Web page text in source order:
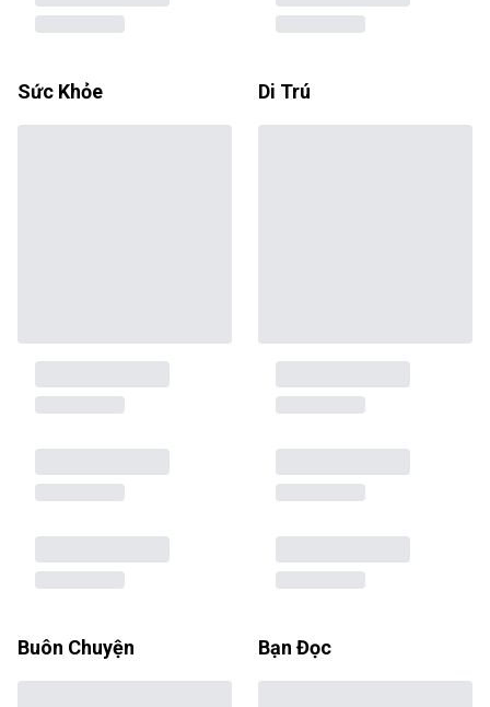
Sức Khỏe Di Trú
Buôn Chuyện Bạn Đọc